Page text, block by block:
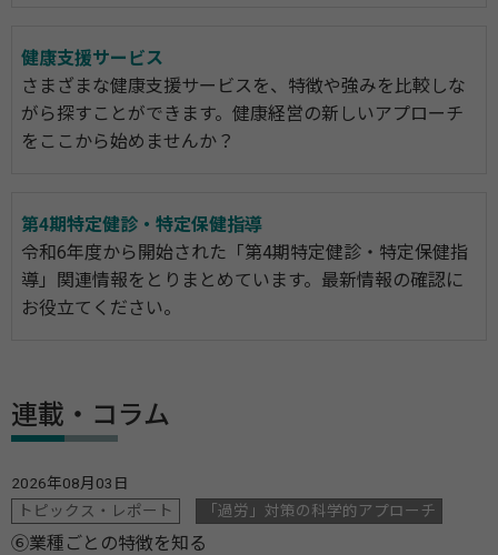
健康支援サービス
さまざまな健康支援サービスを、特徴や強みを比較しな
がら探すことができます。健康経営の新しいアプローチ
をここから始めませんか？
第4期特定健診・特定保健指導
令和6年度から開始された「第4期特定健診・特定保健指
導」関連情報をとりまとめています。最新情報の確認に
お役立てください。
連載・コラム
2026年08月03日
トピックス・レポート
「過労」対策の科学的アプローチ
⑥業種ごとの特徴を知る